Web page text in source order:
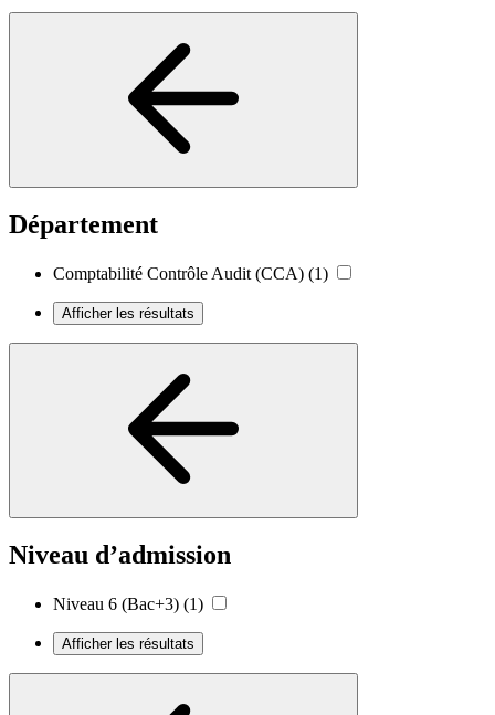
Département
Comptabilité Contrôle Audit (CCA) (1)
Afficher les résultats
Niveau d’admission
Niveau 6 (Bac+3) (1)
Afficher les résultats